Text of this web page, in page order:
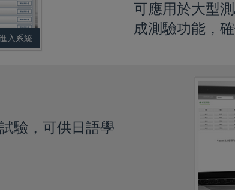
入系統
可應用於大型
成測驗功能，
驗，可供日語學